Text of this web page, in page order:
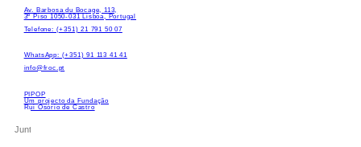
Av. Barbosa du Bocage, 113,
3º Piso 1050-031 Lisboa, Portugal
Telefone: (+351) 21 791 50 07
WhatsApp: (+351) 91 113 41 41
info@froc.pt
PIPOP
Um projecto da Fundação
Rui Osório de Castro